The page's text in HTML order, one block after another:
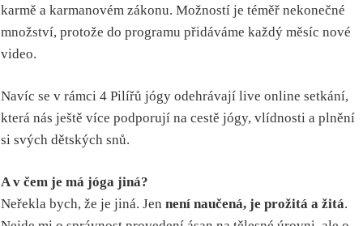
karmě a karmanovém zákonu. Možností je téměř nekonečné
množství, protože do programu přidáváme každý měsíc nové
video.
Navíc se v rámci 4 Pilířů jógy odehrávají live online setkání,
která nás ještě více podporují na cestě jógy, vlídnosti a plnění
si svých dětských snů.
A v čem je má jóga jiná?
Neřekla bych, že je jiná. Jen není naučená, je prožitá a žitá.